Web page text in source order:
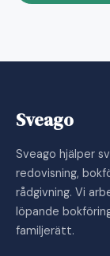
Sveago
Sveago hjälper
redovisning,
rådgivning. Vi
löpande
familjerätt.